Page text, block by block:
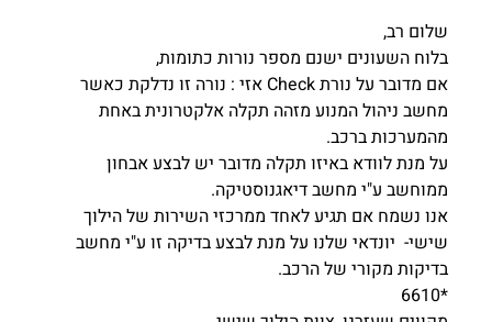
שלום רב,
בלוח השעונים ישנם מספר נורות כתומות,
אם מדובר על נורת Check אזי : נורה זו נדלקת כאשר
מחשב ניהול המנוע מזהה תקלה אלקטרונית באחת
מהמערכות ברכב.
על מנת לוודא באיזו תקלה מדובר יש לבצע אבחון
ממוחשב ע"י מחשב דיאגנוסטיקה.
אנו נשמח אם תגיע לאחד ממרכזי השירות של הילוך
שישי- יונדאי שלנו על מנת לבצע בדיקה זו ע"י מחשב
בדיקות מקורי של הרכב.
*6610